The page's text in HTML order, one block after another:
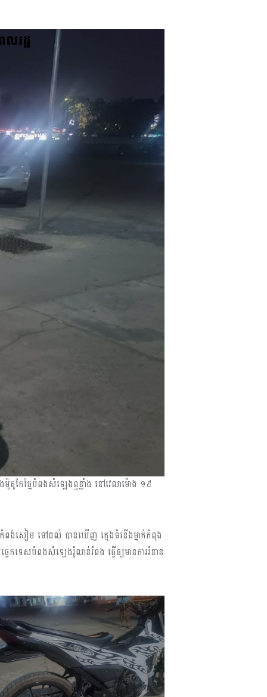
រដ្ឋ
ងម៉ូតូកែច្នៃបំពងសំឡេងឮខ្លាំង នៅវេលាម៉ោង ១៩
កំពង់សៀម ទៅដល់ បានឃើញ ក្មេងទំនើងម្នាក់កំពុង
ទេសបំពងសំឡេងរ៉ូលាន់រំពង ធ្វើឲ្យមានការរំខាន